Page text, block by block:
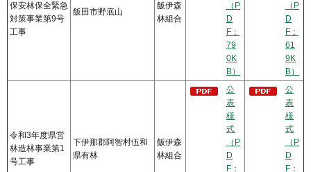
保安林保全緊急
対策事業第9号
工事
飯田市野底山
飯伊森
林組合
（P
D
F：
79
0K
B）
（P
D
F：
61
9K
B）
令和3年度県営
林造林事業第1
号工事
下伊那郡阿智村伍和
県有林
飯伊森
林組合
公
表
様
式
（P
D
F：
公
表
様
式
（P
D
F：